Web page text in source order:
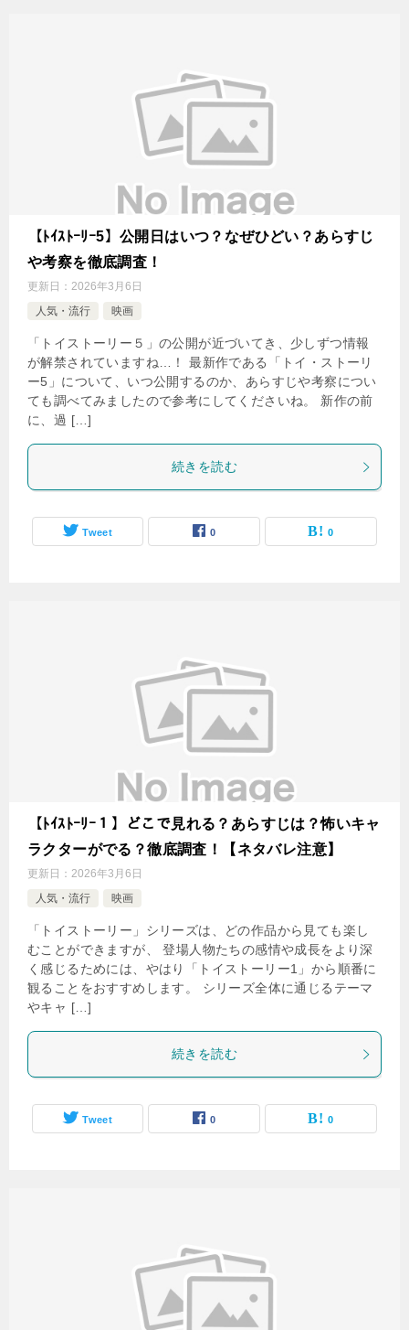
【ﾄｲｽﾄｰﾘｰ5】公開日はいつ？なぜひどい？あらすじ
や考察を徹底調査！
更新日： 2026年3月6日
人気・流行
映画
「トイストーリー５」の公開が近づいてき、少しずつ情報
が解禁されていますね…！ 最新作である「トイ・ストーリ
ー5」について、いつ公開するのか、あらすじや考察につい
ても調べてみましたので参考にしてくださいね。 新作の前
に、過 […]
続きを読む
Tweet 0 0
【ﾄｲｽﾄｰﾘｰ１】どこで見れる？あらすじは？怖いキャ
ラクターがでる？徹底調査！【ネタバレ注意】
更新日： 2026年3月6日
人気・流行
映画
「トイストーリー」シリーズは、どの作品から見ても楽し
むことができますが、 登場人物たちの感情や成長をより深
く感じるためには、やはり「トイストーリー1」から順番に
観ることをおすすめします。 シリーズ全体に通じるテーマ
やキャ […]
続きを読む
Tweet 0 0